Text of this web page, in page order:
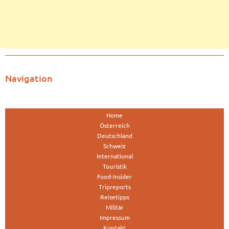
Navigation
Home
Österreich
Deutschland
Schweiz
International
Touristik
Food-Insider
Tripreports
Reisetipps
Militär
Impressum